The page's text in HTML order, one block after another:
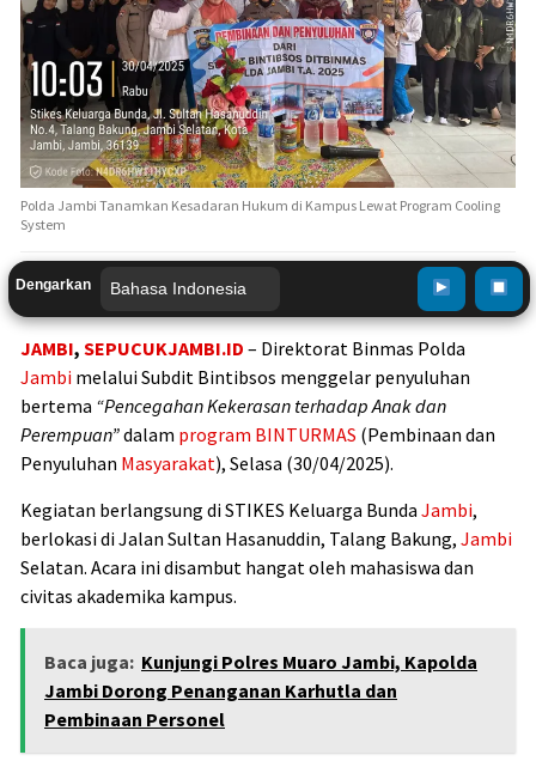
Polda Jambi Tanamkan Kesadaran Hukum di Kampus Lewat Program Cooling
System
Dengarkan
JAMBI, SEPUCUKJAMBI.ID – Direktorat Binmas Polda
Jambi melalui Subdit Bintibsos menggelar penyuluhan
bertema “Pencegahan Kekerasan terhadap Anak dan
Perempuan”dalam program BINTURMAS (Pembinaan dan
Penyuluhan Masyarakat), Selasa (30/04/2025).
Kegiatan berlangsung di STIKES Keluarga Bunda Jambi,
berlokasi di Jalan Sultan Hasanuddin, Talang Bakung, Jambi
Selatan. Acara ini disambut hangat oleh mahasiswa dan
civitas akademika kampus.
Baca juga: Kunjungi Polres Muaro Jambi, Kapolda
Jambi Dorong Penanganan Karhutla dan
Pembinaan Personel